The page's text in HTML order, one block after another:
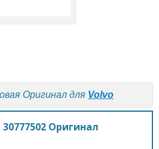
Оригинал для Volvo
Оригинал